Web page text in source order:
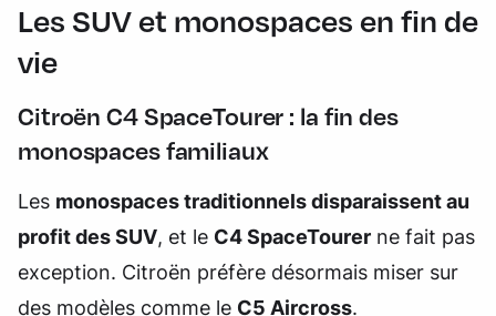
Les SUV et monospaces en fin de
vie
Citroën C4 SpaceTourer : la fin des
monospaces familiaux
Les monospaces traditionnels disparaissent au
profit des SUV, et le C4 SpaceTourer ne fait pas
exception. Citroën préfère désormais miser sur
des modèles comme le C5 Aircross.